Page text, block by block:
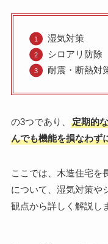
湿気対策
シロアリ防除
耐震・断熱対
の3つであり、
定期的
んでも機能を損なわず
ここでは、木造住宅を
について、湿気対策や
観点から詳しく解説し